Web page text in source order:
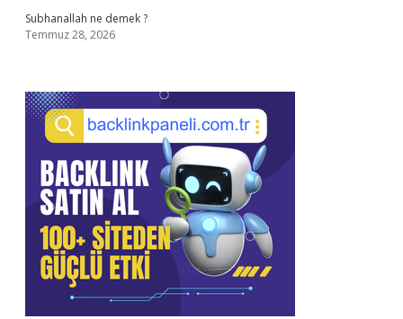
Subhanallah ne demek ?
Temmuz 28, 2026